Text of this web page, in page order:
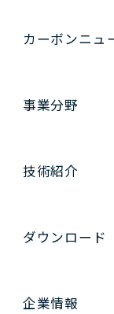
カーボンニュ
事業分野
技術紹介
ダウンロード
企業情報